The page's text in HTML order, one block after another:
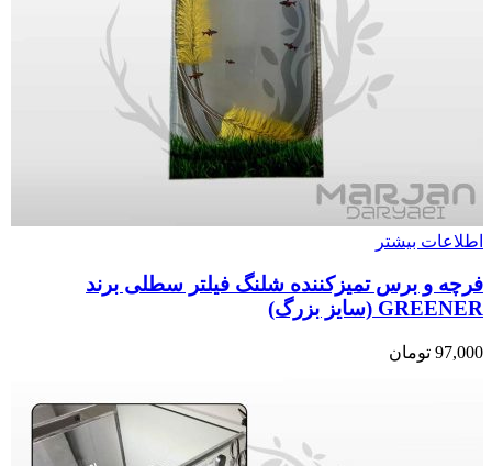
اطلاعات بیشتر
فرچه و برس تمیزکننده شلنگ فیلتر سطلی برند
GREENER (سایز بزرگ)
97,000 تومان